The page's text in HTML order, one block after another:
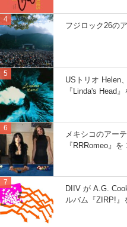
フジロック26の
USトリオ Helen
『Linda's Head
メキシコのアー
『RRRomeo』
DIIV が A.G.
ルバム『ZIRP!』